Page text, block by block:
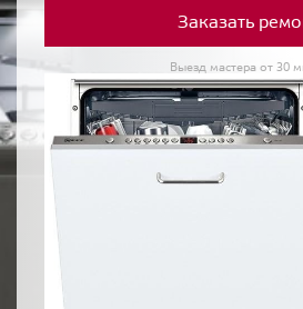
Заказать
Выезд мастера от 30